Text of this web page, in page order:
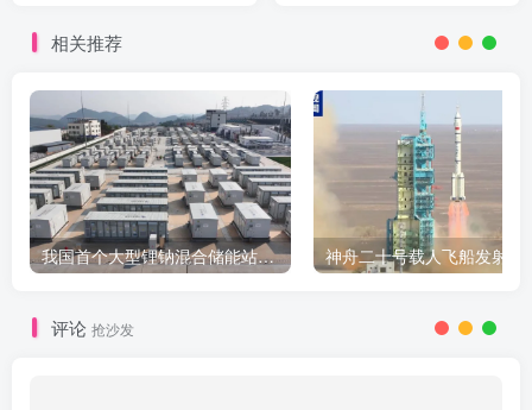
相关推荐
我国首个大型锂钠混合储能站投产，开启储能新时代
评论 抢沙发